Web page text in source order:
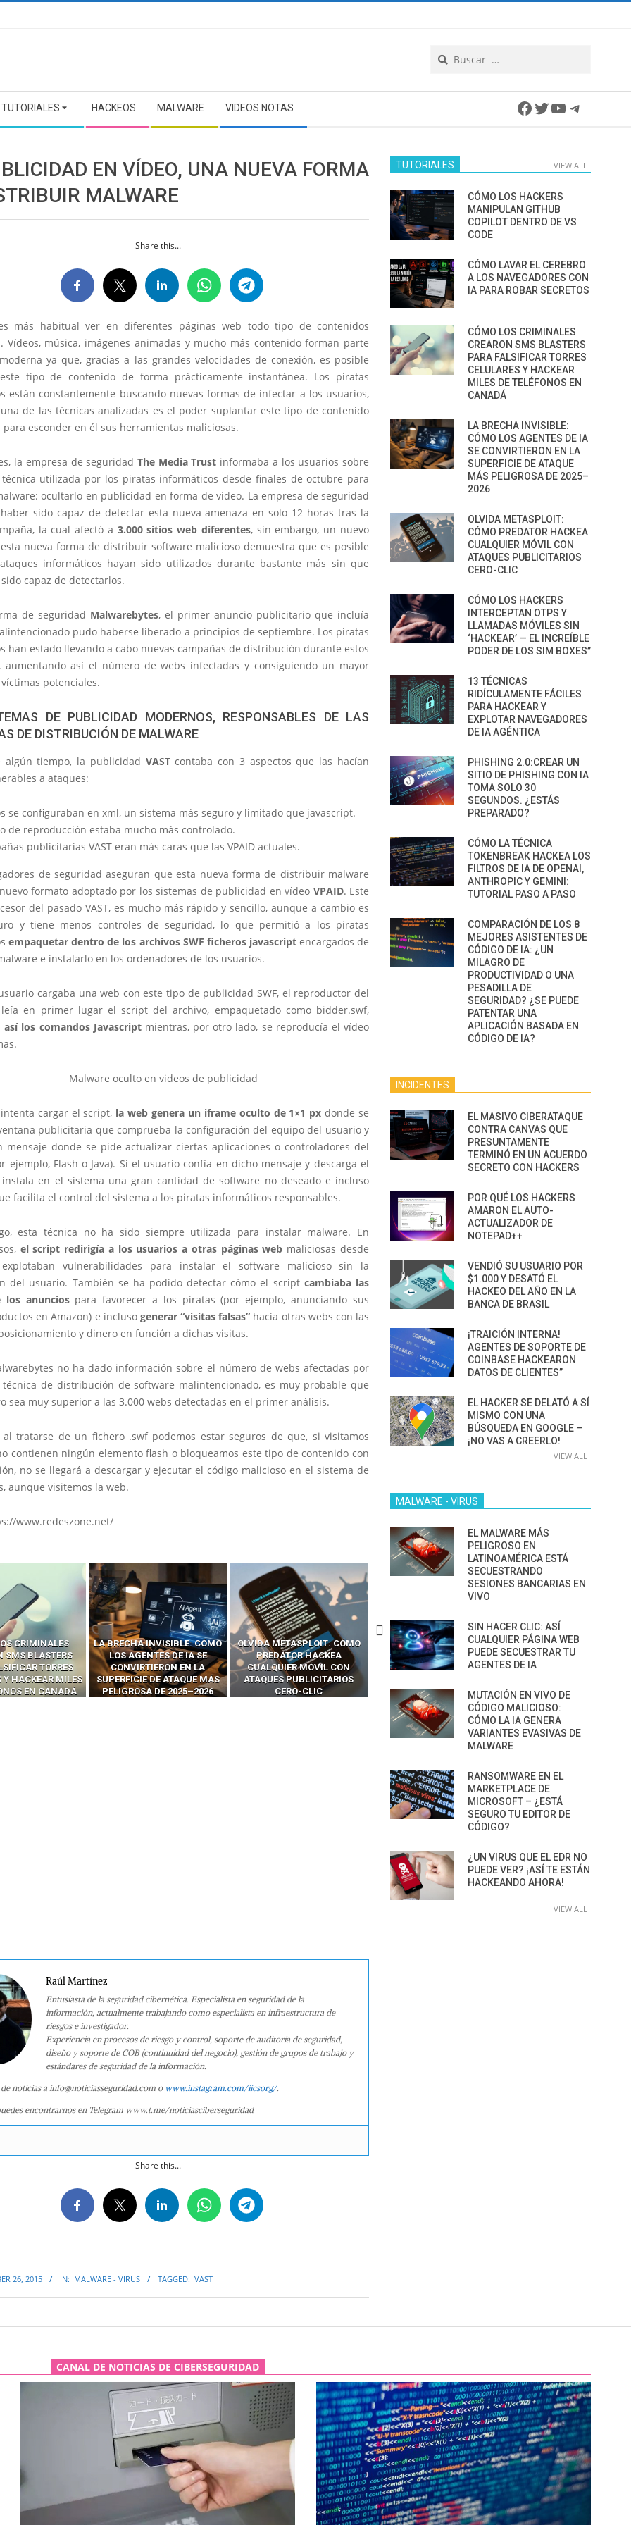
TUTORIALES HACKEOS MALWARE VIDEOS NOTAS Facebook
Twitter
YouTube
EN VÍDEO, UNA NUEVA FORMA
MALWARE
Share this...
más habitual ver en diferentes páginas web todo tipo de contenidos
Vídeos, música, imágenes animadas y mucho más contenido forman parte
ya que, gracias a las grandes velocidades de conexión, es posible
tipo de contenido de forma prácticamente instantánea. Los piratas
están constantemente buscando nuevas formas de infectar a los usuarios,
de las técnicas analizadas es el poder suplantar este tipo de contenido
esconder en él sus herramientas maliciosas.
la empresa de seguridad The Media Trust informaba a los usuarios sobre
utilizada por los piratas informáticos desde finales de octubre para
ocultarlo en publicidad en forma de vídeo. La empresa de seguridad
sido capaz de detectar esta nueva amenaza en solo 12 horas tras la
la cual afectó a 3.000 sitios web diferentes, sin embargo, un nuevo
nueva forma de distribuir software malicioso demuestra que es posible
informáticos hayan sido utilizados durante bastante más sin que
capaz de detectarlos.
de seguridad Malwarebytes, el primer anuncio publicitario que incluía
pudo haberse liberado a principios de septiembre. Los piratas
han estado llevando a cabo nuevas campañas de distribución durante estos
aumentando así el número de webs infectadas y consiguiendo un mayor
potenciales.
DE PUBLICIDAD MODERNOS, RESPONSABLES DE LAS
DE DISTRIBUCIÓN DE MALWARE
algún tiempo, la publicidad VASTcontaba con 3 aspectos que las hacían
a ataques:
se configuraban en xml, un sistema más seguro y limitado que javascript.
de reproducción estaba mucho más controlado.
publicitarias VAST eran más caras que las VPAID actuales.
de seguridad aseguran que esta nueva forma de distribuir malware
formato adoptado por los sistemas de publicidad en vídeo VPAID. Este
del pasado VAST, es mucho más rápido y sencillo, aunque a cambio es
y tiene menos controles de seguridad, lo que permitió a los piratas
empaquetar dentro de los archivos SWF ficheros javascriptencargados de
e instalarlo en los ordenadores de los usuarios.
cargaba una web con este tipo de publicidad SWF, el reproductor del
leía en primer lugar el script del archivo, empaquetado como bidder.swf,
así los comandos Javascriptmientras, por otro lado, se reproducía el vídeo
cargar el script, la web genera un iframe oculto de 1×1 px donde se
publicitaria que comprueba la configuración del equipo del usuario y
mensaje donde se pide actualizar ciertas aplicaciones o controladores del
ejemplo, Flash o Java). Si el usuario confía en dicho mensaje y descarga el
instala en el sistema una gran cantidad de software no deseado e incluso
facilita el control del sistema a los piratas informáticos responsables.
esta técnica no ha sido siempre utilizada para instalar malware. En
el script redirigía a los usuarios a otras páginas web maliciosas desde
vulnerabilidades para instalar el software malicioso sin la
del usuario. También se ha podido detectar cómo el script cambiaba las
los anunciospara favorecer a los piratas (por ejemplo, anunciando sus
en Amazon) e incluso generar “visitas falsas” hacia otras webs con las
y dinero en función a dichas visitas.
no ha dado información sobre el número de webs afectadas por
técnica de distribución de software malintencionado, es muy probable que
sea muy superior a las 3.000 webs detectadas en el primer análisis.
al tratarse de un fichero .swf podemos estar seguros de que, si visitamos
contienen ningún elemento flash o bloqueamos este tipo de contenido con
no se llegará a descargar y ejecutar el código malicioso en el sistema de
aunque visitemos la web.
www.redeszone.net/
CRIMINALES
SMS BLASTERS
TORRES
Y HACKEAR MILES
EN CANADÁ
LA BRECHA INVISIBLE: CÓMO
LOS AGENTES DE IA SE
CONVIRTIERON EN LA
SUPERFICIE DE ATAQUE MÁS
PELIGROSA DE 2025–2026
OLVIDA METASPLOIT: CÓMO
PREDATOR HACKEA
CUALQUIER MÓVIL CON
ATAQUES PUBLICITARIOS
CERO-CLIC
CÓMO LOS HACKERS
INTERCEPTAN OTPS Y
LLAMADAS MÓVILES SIN
PODER DE LOS SIM BOXES”
13 TÉCNICAS
RIDÍCULAMENTE
PARA HACKEAR Y
AGÉNTICA
Raúl Martínez
Entusiasta de la seguridad cibernética. Especialista en seguridad de la
información, actualmente trabajando como especialista en infraestructura de
riesgos e investigador.
Experiencia en procesos de riesgo y control, soporte de auditoría de seguridad,
diseño y soporte de COB (continuidad del negocio), gestión de grupos de trabajo y
estándares de seguridad de la información.
noticias a info@noticiasseguridad.com o www.instagram.com/iicsorg/.
encontrarnos en Telegram www.t.me/noticiasciberseguridad
Share this...
26, 2015 IN: MALWARE - VIRUS TAGGED: VAST
TUTORIALES VIEW ALL
CÓMO LOS HACKERS
MANIPULAN GITHUB
COPILOT DENTRO DE VS
CODE
CÓMO LAVAR EL CEREBRO
A LOS NAVEGADORES CON
IA PARA ROBAR SECRETOS
CÓMO LOS CRIMINALES
CREARON SMS BLASTERS
PARA FALSIFICAR TORRES
CELULARES Y HACKEAR
MILES DE TELÉFONOS EN
CANADÁ
LA BRECHA INVISIBLE:
CÓMO LOS AGENTES DE IA
SE CONVIRTIERON EN LA
SUPERFICIE DE ATAQUE
MÁS PELIGROSA DE 2025–
2026
OLVIDA METASPLOIT:
CÓMO PREDATOR HACKEA
CUALQUIER MÓVIL CON
ATAQUES PUBLICITARIOS
CERO-CLIC
CÓMO LOS HACKERS
INTERCEPTAN OTPS Y
LLAMADAS MÓVILES SIN
‘HACKEAR’ — EL INCREÍBLE
PODER DE LOS SIM BOXES”
13 TÉCNICAS
RIDÍCULAMENTE FÁCILES
PARA HACKEAR Y
EXPLOTAR NAVEGADORES
DE IA AGÉNTICA
PHISHING 2.0:CREAR UN
SITIO DE PHISHING CON IA
TOMA SOLO 30
SEGUNDOS. ¿ESTÁS
PREPARADO?
CÓMO LA TÉCNICA
TOKENBREAK HACKEA LOS
FILTROS DE IA DE OPENAI,
ANTHROPIC Y GEMINI:
TUTORIAL PASO A PASO
COMPARACIÓN DE LOS 8
MEJORES ASISTENTES DE
CÓDIGO DE IA: ¿UN
MILAGRO DE
PRODUCTIVIDAD O UNA
PESADILLA DE
SEGURIDAD? ¿SE PUEDE
PATENTAR UNA
APLICACIÓN BASADA EN
CÓDIGO DE IA?
INCIDENTES
EL MASIVO CIBERATAQUE
CONTRA CANVAS QUE
PRESUNTAMENTE
TERMINÓ EN UN ACUERDO
SECRETO CON HACKERS
POR QUÉ LOS HACKERS
AMARON EL AUTO-
ACTUALIZADOR DE
NOTEPAD++
VENDIÓ SU USUARIO POR
$1.000 Y DESATÓ EL
HACKEO DEL AÑO EN LA
BANCA DE BRASIL
¡TRAICIÓN INTERNA!
AGENTES DE SOPORTE DE
COINBASE HACKEARON
DATOS DE CLIENTES”
EL HACKER SE DELATÓ A SÍ
MISMO CON UNA
BÚSQUEDA EN GOOGLE –
¡NO VAS A CREERLO!
VIEW ALL
MALWARE - VIRUS
EL MALWARE MÁS
PELIGROSO EN
LATINOAMÉRICA ESTÁ
SECUESTRANDO
SESIONES BANCARIAS EN
VIVO
SIN HACER CLIC: ASÍ
CUALQUIER PÁGINA WEB
PUEDE SECUESTRAR TU
AGENTES DE IA
MUTACIÓN EN VIVO DE
CÓDIGO MALICIOSO:
CÓMO LA IA GENERA
VARIANTES EVASIVAS DE
MALWARE
RANSOMWARE EN EL
MARKETPLACE DE
MICROSOFT – ¿ESTÁ
SEGURO TU EDITOR DE
CÓDIGO?
¿UN VIRUS QUE EL EDR NO
PUEDE VER? ¡ASÍ TE ESTÁN
HACKEANDO AHORA!
VIEW ALL
CANAL DE NOTICIAS DE CIBERSEGURIDAD